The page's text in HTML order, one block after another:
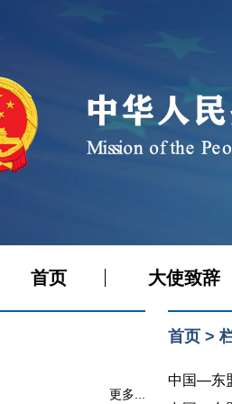
首页 大使致辞
更多...
首页 >
中国—东